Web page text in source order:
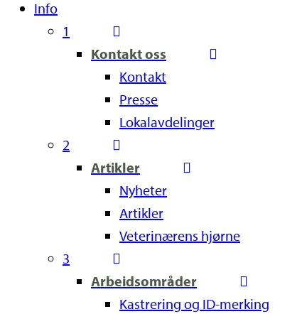
Info
1
Kontakt oss
Kontakt
Presse
Lokalavdelinger
2
Artikler
Nyheter
Artikler
Veterinærens hjørne
3
Arbeidsområder
Kastrering og ID-merking